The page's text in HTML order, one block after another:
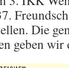
Die
geben wir